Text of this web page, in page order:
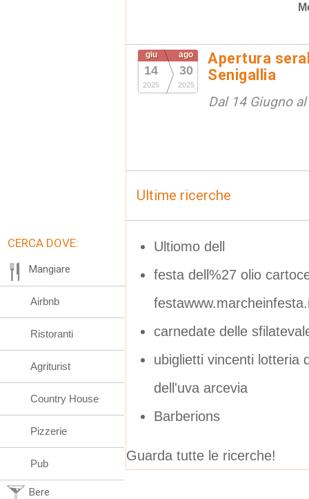
giu
14
2025
ago
30
2025
Apertura
Senigallia
Dal 14 Giugno
Ultime ricerche
Ultiomo dell
festa dell%27 olio
carnedate delle
ubiglietti vincenti lotteria
dell'uva arcevia
Barberions
Guarda tutte le ricerche!
CERCA DOVE:
Mangiare
Airbnb
Ristoranti
Agriturist
Country House
Pizzerie
Pub
Bere